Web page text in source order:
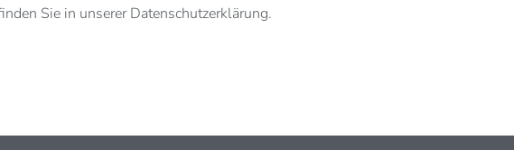
Sie in unserer Datenschutzerklärung.